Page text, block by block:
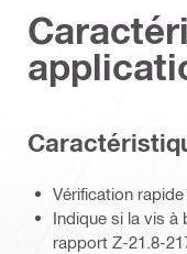
Vérification
Indique si la vis à
rapport Z-21.8-